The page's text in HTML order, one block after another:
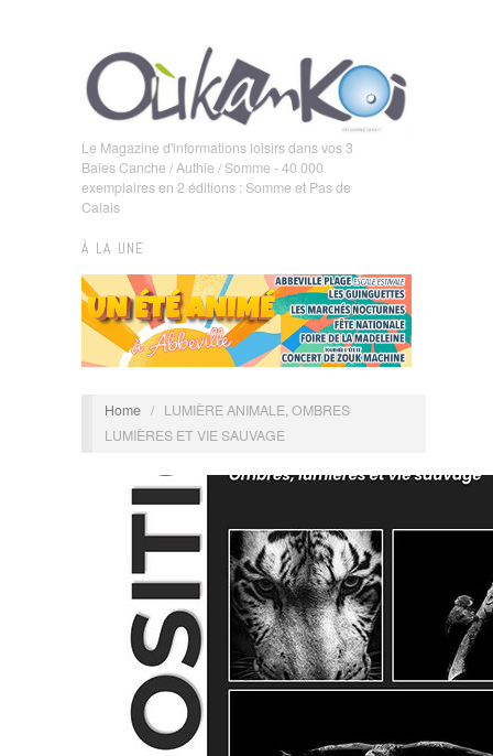
Le Magazine d'informations loisirs dans vos 3
Baies Canche / Authie / Somme - 40 000
exemplaires en 2 éditions : Somme et Pas de
Calais
À LA UNE
Home / LUMIÈRE ANIMALE, OMBRES
LUMIÈRES ET VIE SAUVAGE